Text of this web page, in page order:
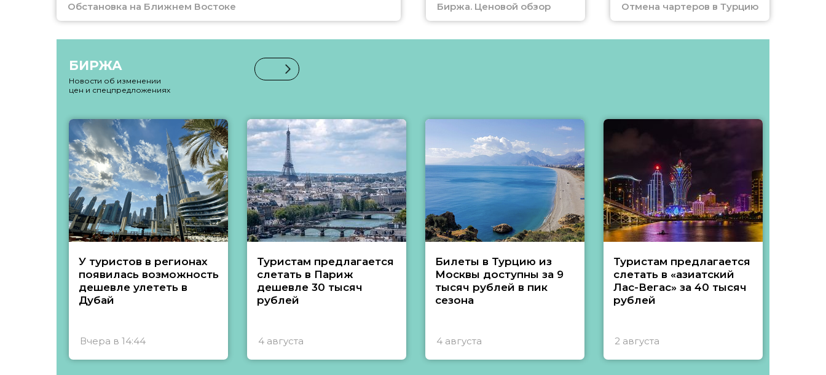
Обстановка на Ближнем Востоке Биржа. Ценовой обзор Отмена чартеров в Турцию
БИРЖА
Новости об изменении
цен и спецпредложениях
У туристов в регионах
появилась возможность
дешевле улететь в
Дубай
Вчера в 14:44
Туристам предлагается
слетать в Париж
дешевле 30 тысяч
рублей
4 августа
Билеты в Турцию из
Москвы доступны за 9
тысяч рублей в пик
сезона
4 августа
Туристам предлагается
слетать в «азиатский
Лас-Вегас» за 40 тысяч
рублей
2 августа